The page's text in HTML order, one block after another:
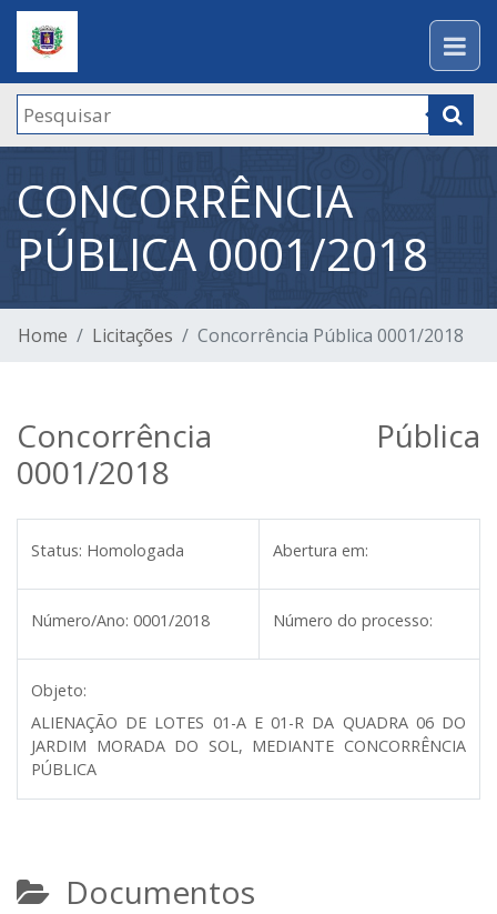
CONCORRÊNCIA
PÚBLICA 0001/2018
Home Licitações Concorrência Pública 0001/2018
Concorrência Pública
0001/2018
Status: Homologada Abertura em:
Número/Ano: 0001/2018 Número do processo:
Objeto:
ALIENAÇÃO DE LOTES 01-A E 01-R DA QUADRA 06 DO
JARDIM MORADA DO SOL, MEDIANTE CONCORRÊNCIA
PÚBLICA
Documentos